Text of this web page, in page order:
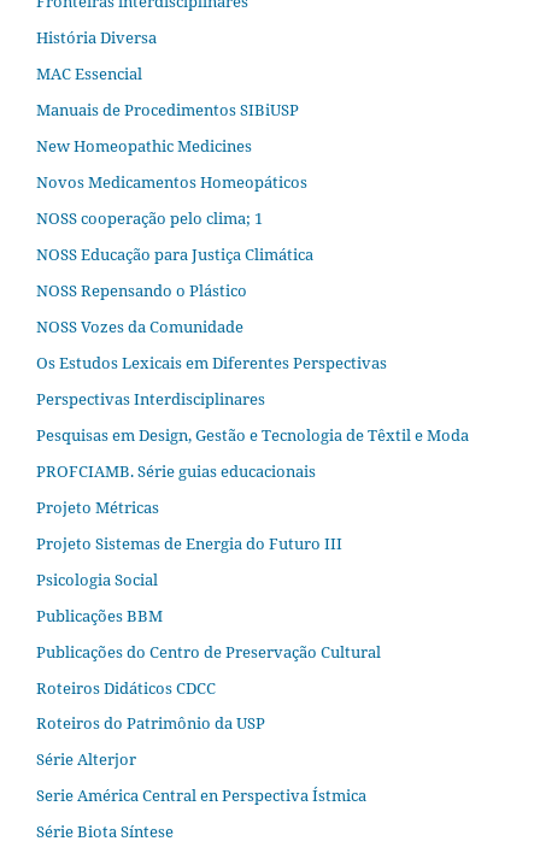
História Diversa
MAC Essencial
Manuais de Procedimentos SIBiUSP
New Homeopathic Medicines
Novos Medicamentos Homeopáticos
NOSS cooperação pelo clima; 1
NOSS Educação para Justiça Climática
NOSS Repensando o Plástico
NOSS Vozes da Comunidade
Os Estudos Lexicais em Diferentes Perspectivas
Perspectivas Interdisciplinares
Pesquisas em Design, Gestão e Tecnologia de Têxtil e Moda
PROFCIAMB. Série guias educacionais
Projeto Métricas
Projeto Sistemas de Energia do Futuro III
Psicologia Social
Publicações BBM
Publicações do Centro de Preservação Cultural
Roteiros Didáticos CDCC
Roteiros do Patrimônio da USP
Série Alterjor
Serie América Central en Perspectiva Ístmica
Série Biota Síntese